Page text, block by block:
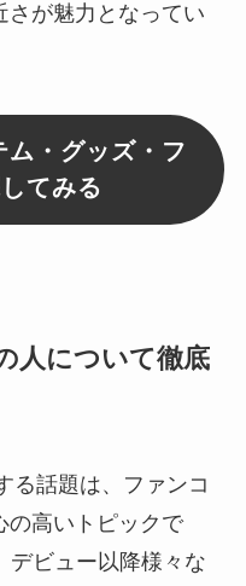
さが魅力となってい
・グッズ・フ
てみる
人について徹底
る話題は、ファンコ
の高いトピックで
デビュー以降様々な